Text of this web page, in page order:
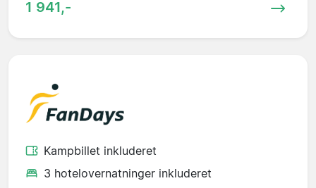
1 941,-
Kampbillet inkluderet
3 hotelovernatninger inkluderet